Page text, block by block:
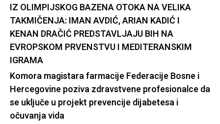
IZ OLIMPIJSKOG BAZENA OTOKA NA VELIKA
TAKMIČENJA: IMAN AVDIĆ, ARIAN KADIĆ I
KENAN DRAČIĆ PREDSTAVLJAJU BIH NA
EVROPSKOM PRVENSTVU I MEDITERANSKIM
IGRAMA
Komora magistara farmacije Federacije Bosne i
Hercegovine poziva zdravstvene profesionalce da
se uključe u projekt prevencije dijabetesa i
očuvanja vida